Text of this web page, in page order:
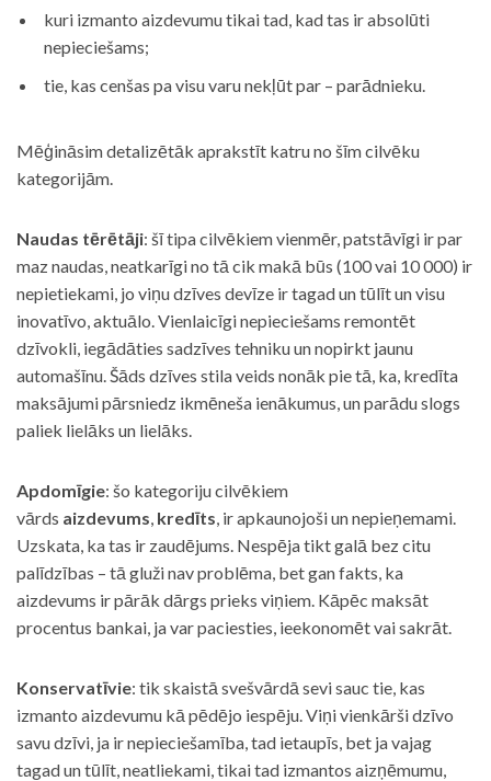
kuri izmanto aizdevumu tikai tad, kad tas ir absolūti
nepieciešams;
tie, kas cenšas pa visu varu nekļūt par – parādnieku.
Mēģināsim detalizētāk aprakstīt katru no šīm cilvēku
kategorijām.
Naudas tērētāji: šī tipa cilvēkiem vienmēr, patstāvīgi ir par
maz naudas, neatkarīgi no tā cik makā būs (100 vai 10 000) ir
nepietiekami, jo viņu dzīves devīze ir tagad un tūlīt un visu
inovatīvo, aktuālo. Vienlaicīgi nepieciešams remontēt
dzīvokli, iegādāties sadzīves tehniku un nopirkt jaunu
automašīnu. Šāds dzīves stila veids nonāk pie tā, ka, kredīta
maksājumi pārsniedz ikmēneša ienākumus, un parādu slogs
paliek lielāks un lielāks.
Apdomīgie: šo kategoriju cilvēkiem
vārds aizdevums, kredīts, ir apkaunojoši un nepieņemami.
Uzskata, ka tas ir zaudējums. Nespēja tikt galā bez citu
palīdzības – tā gluži nav problēma, bet gan fakts, ka
aizdevums ir pārāk dārgs prieks viņiem. Kāpēc maksāt
procentus bankai, ja var paciesties, ieekonomēt vai sakrāt.
Konservatīvie: tik skaistā svešvārdā sevi sauc tie, kas
izmanto aizdevumu kā pēdējo iespēju. Viņi vienkārši dzīvo
savu dzīvi, ja ir nepieciešamība, tad ietaupīs, bet ja vajag
tagad un tūlīt, neatliekami, tikai tad izmantos aizņēmumu,